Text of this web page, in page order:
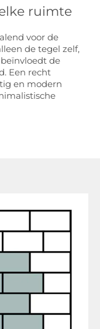
ruimte
voor de
de tegel zelf,
de
Een recht
en modern